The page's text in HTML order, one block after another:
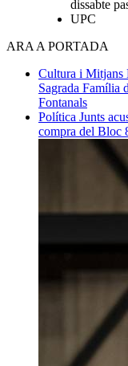
dissabte
UPC
ARA A PORTADA
Cultura i Mitjans
Sagrada Família
Fontanals
Política Junts
compra del Bloc